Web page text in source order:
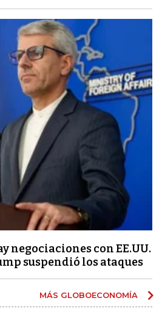
negociaciones con EE.UU.
suspendió los ataques
MÁS GLOBOECONOMÍA